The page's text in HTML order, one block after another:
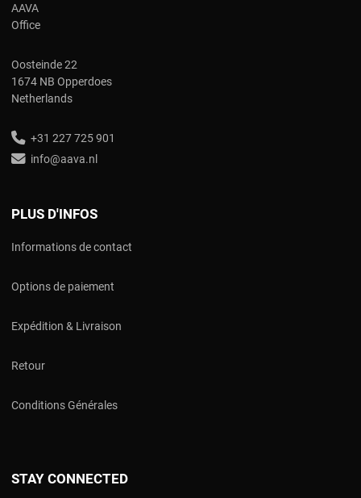
AAVA
Office
Oosteinde 22
1674 NB Opperdoes
Netherlands
+31 227 725 901
info@aava.nl
PLUS D'INFOS
Informations de contact
Options de paiement
Expédition & Livraison
Retour
Conditions Générales
STAY CONNECTED